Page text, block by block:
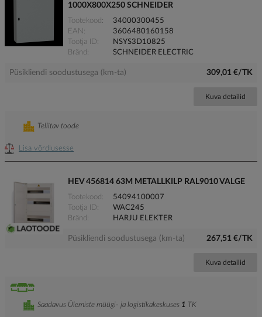
1000X800X250 SCHNEIDER
Tootekood
34000300455
EAN
3606480160158
Tootja ID
NSYS3D10825
Bränd
SCHNEIDER ELECTRIC
Püsikliendi soodustusega (km-ta) 309,01 €/TK
Kuva detailid
Lisa võrdlusesse
Tellitav toode
HEV 456814 63M METALLKILP RAL9010 VALGE
Tootekood
54094100007
Tootja ID
WAC245
Bränd
HARJU ELEKTER
Püsikliendi soodustusega (km-ta) 267,51 €/TK
Kuva detailid
Saadavus Ülemiste müügi- ja logistikakeskuses 1 TK